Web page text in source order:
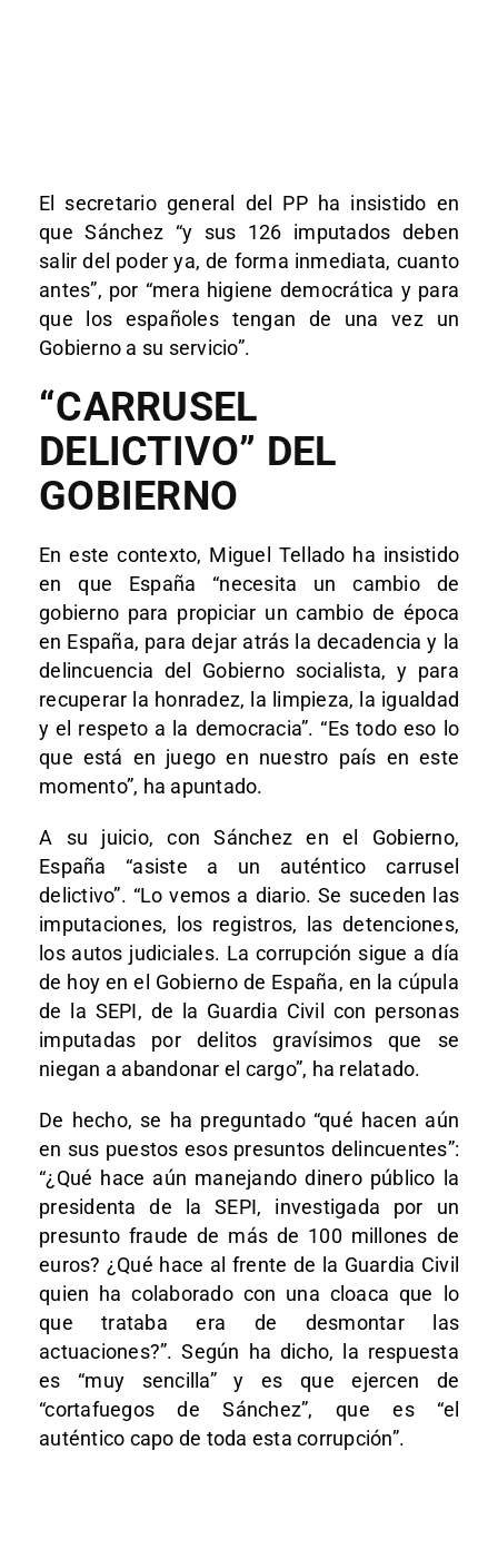
El secretario general del PP ha insistido en
que Sánchez “y sus 126 imputados deben
salir del poder ya, de forma inmediata, cuanto
antes”, por “mera higiene democrática y para
que los españoles tengan de una vez un
Gobierno a su servicio”.
“CARRUSEL
DELICTIVO” DEL
GOBIERNO
En este contexto, Miguel Tellado ha insistido
en que España “necesita un cambio de
gobierno para propiciar un cambio de época
en España, para dejar atrás la decadencia y la
delincuencia del Gobierno socialista, y para
recuperar la honradez, la limpieza, la igualdad
y el respeto a la democracia”. “Es todo eso lo
que está en juego en nuestro país en este
momento”, ha apuntado.
A su juicio, con Sánchez en el Gobierno,
España “asiste a un auténtico carrusel
delictivo”. “Lo vemos a diario. Se suceden las
imputaciones, los registros, las detenciones,
los autos judiciales. La corrupción sigue a día
de hoy en el Gobierno de España, en la cúpula
de la SEPI, de la Guardia Civil con personas
imputadas por delitos gravísimos que se
niegan a abandonar el cargo”, ha relatado.
De hecho, se ha preguntado “qué hacen aún
en sus puestos esos presuntos delincuentes”:
“¿Qué hace aún manejando dinero público la
presidenta de la SEPI, investigada por un
presunto fraude de más de 100 millones de
euros? ¿Qué hace al frente de la Guardia Civil
quien ha colaborado con una cloaca que lo
que trataba era de desmontar las
actuaciones?”. Según ha dicho, la respuesta
es “muy sencilla” y es que ejercen de
“cortafuegos de Sánchez”, que es “el
auténtico capo de toda esta corrupción”.